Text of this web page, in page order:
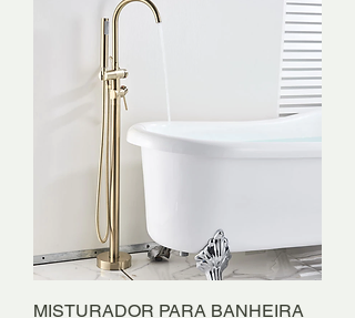
MISTURADOR PARA BANHEIRA